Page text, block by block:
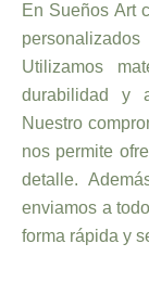
En Sueños Art
Utilizamos
durabilidad y
Nuestro
nos permite
detalle.
enviamos a
forma rápida y